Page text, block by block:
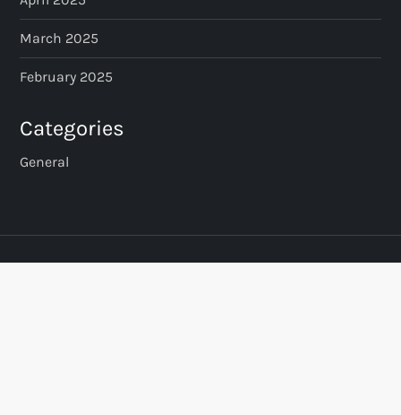
March 2025
February 2025
Categories
General